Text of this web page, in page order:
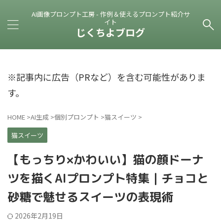
AI画像プロンプト工房 - 作例＆使えるプロンプト紹介サ
イト
じくちよブログ
※記事内に広告（PRなど）を含む可能性がありま
す。
HOME >AI生成 >個別プロンプト >猫スイーツ >
猫スイーツ
【もっちり×かわいい】猫の顔ドーナ
ツを描くAIプロンプト特集｜チョコと
砂糖で魅せるスイーツの表現術
2026年2月19日